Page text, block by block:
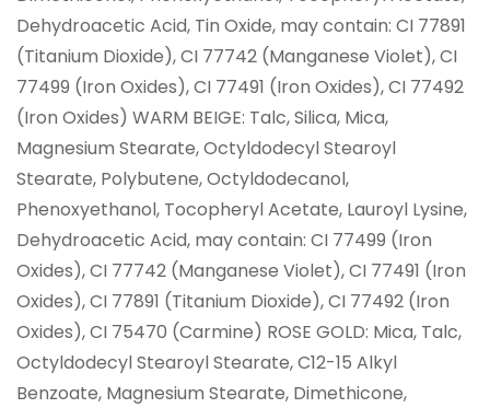
Dehydroacetic Acid, Tin Oxide, may contain: CI 77891
(Titanium Dioxide), CI 77742 (Manganese Violet), CI
77499 (Iron Oxides), CI 77491 (Iron Oxides), CI 77492
(Iron Oxides) WARM BEIGE: Talc, Silica, Mica,
Magnesium Stearate, Octyldodecyl Stearoyl
Stearate, Polybutene, Octyldodecanol,
Phenoxyethanol, Tocopheryl Acetate, Lauroyl Lysine,
Dehydroacetic Acid, may contain: CI 77499 (Iron
Oxides), CI 77742 (Manganese Violet), CI 77491 (Iron
Oxides), CI 77891 (Titanium Dioxide), CI 77492 (Iron
Oxides), CI 75470 (Carmine) ROSE GOLD: Mica, Talc,
Octyldodecyl Stearoyl Stearate, C12-15 Alkyl
Benzoate, Magnesium Stearate, Dimethicone,